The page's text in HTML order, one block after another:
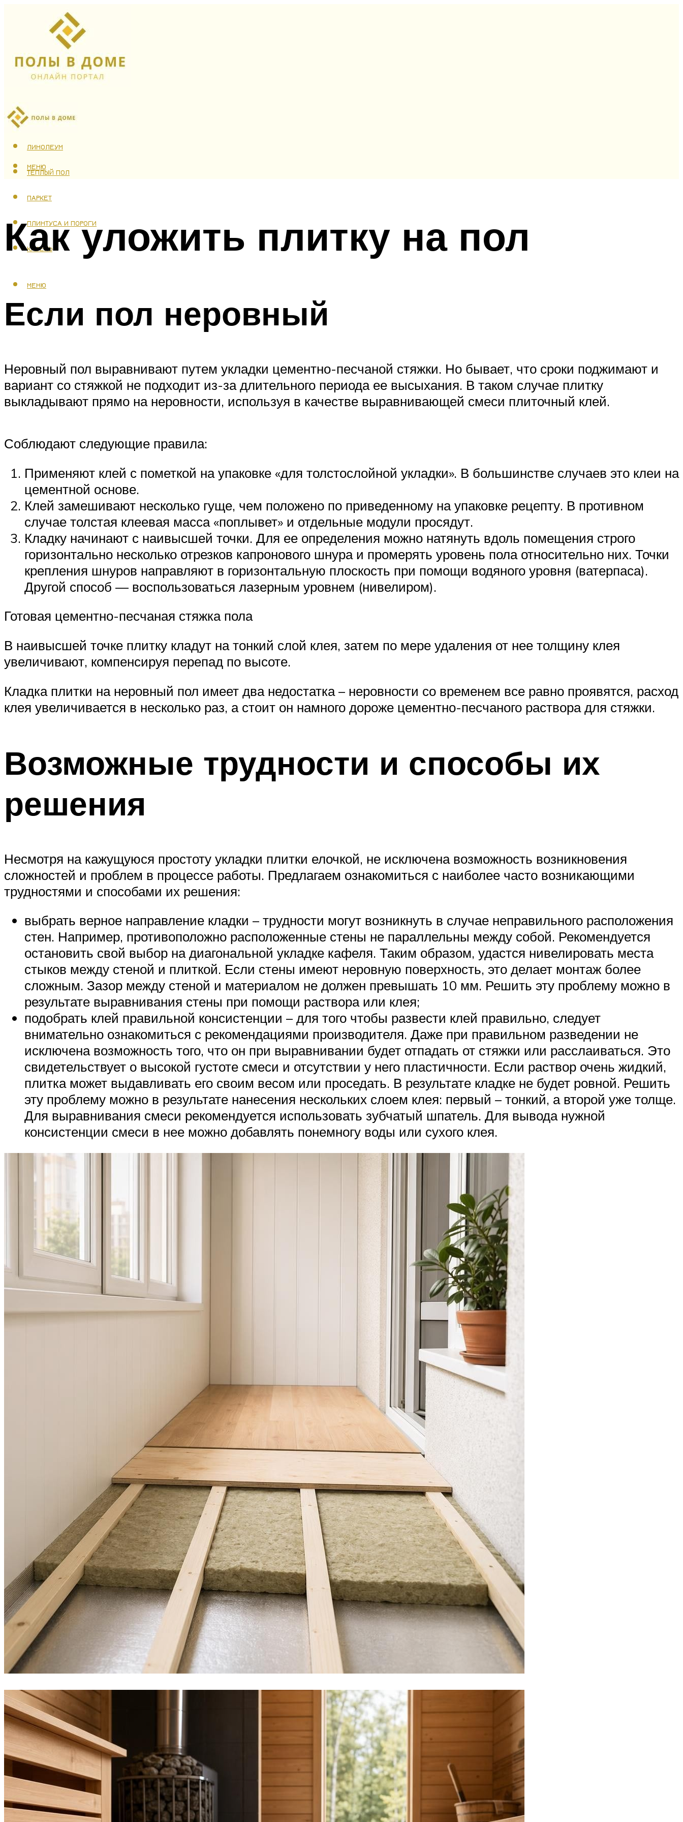
ЛАМИНАТ
ЛИНОЛЕУМ
ТЕПЛЫЙ ПОЛ
ПАРКЕТ
ПЛИНТУСА И ПОРОГИ
КАФЕЛЬ
МЕНЮ
МЕНЮ
Как уложить плитку на пол
Если пол неровный
Неровный пол выравнивают путем укладки цементно-песчаной стяжки. Но бывает, что сроки поджимают и
вариант со стяжкой не подходит из-за длительного периода ее высыхания. В таком случае плитку
выкладывают прямо на неровности, используя в качестве выравнивающей смеси плиточный клей.
Соблюдают следующие правила:
Применяют клей с пометкой на упаковке «для толстослойной укладки». В большинстве случаев это клеи на
цементной основе.
Клей замешивают несколько гуще, чем положено по приведенному на упаковке рецепту. В противном
случае толстая клеевая масса «поплывет» и отдельные модули просядут.
Кладку начинают с наивысшей точки. Для ее определения можно натянуть вдоль помещения строго
горизонтально несколько отрезков капронового шнура и промерять уровень пола относительно них. Точки
крепления шнуров направляют в горизонтальную плоскость при помощи водяного уровня (ватерпаса).
Другой способ — воспользоваться лазерным уровнем (нивелиром).
Готовая цементно-песчаная стяжка пола
В наивысшей точке плитку кладут на тонкий слой клея, затем по мере удаления от нее толщину клея
увеличивают, компенсируя перепад по высоте.
Кладка плитки на неровный пол имеет два недостатка – неровности со временем все равно проявятся, расход
клея увеличивается в несколько раз, а стоит он намного дороже цементно-песчаного раствора для стяжки.
Возможные трудности и способы их
решения
Несмотря на кажущуюся простоту укладки плитки елочкой, не исключена возможность возникновения
сложностей и проблем в процессе работы. Предлагаем ознакомиться с наиболее часто возникающими
трудностями и способами их решения:
выбрать верное направление кладки – трудности могут возникнуть в случае неправильного расположения
стен. Например, противоположно расположенные стены не параллельны между собой. Рекомендуется
остановить свой выбор на диагональной укладке кафеля. Таким образом, удастся нивелировать места
стыков между стеной и плиткой. Если стены имеют неровную поверхность, это делает монтаж более
сложным. Зазор между стеной и материалом не должен превышать 10 мм. Решить эту проблему можно в
результате выравнивания стены при помощи раствора или клея;
подобрать клей правильной консистенции – для того чтобы развести клей правильно, следует
внимательно ознакомиться с рекомендациями производителя. Даже при правильном разведении не
исключена возможность того, что он при выравнивании будет отпадать от стяжки или расслаиваться. Это
свидетельствует о высокой густоте смеси и отсутствии у него пластичности. Если раствор очень жидкий,
плитка может выдавливать его своим весом или проседать. В результате кладке не будет ровной. Решить
эту проблему можно в результате нанесения нескольких слоем клея: первый – тонкий, а второй уже толще.
Для выравнивания смеси рекомендуется использовать зубчатый шпатель. Для вывода нужной
консистенции смеси в нее можно добавлять понемногу воды или сухого клея.